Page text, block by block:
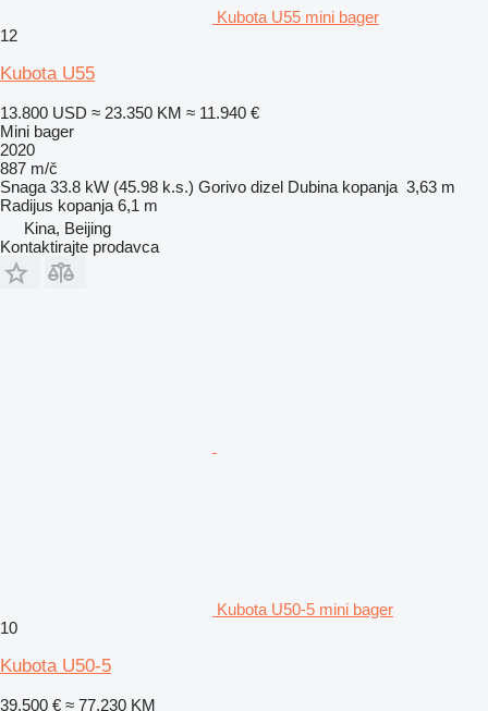
Kubota U55 mini bager
12
Kubota U55
13.800 USD ≈ 23.350 KM ≈ 11.940 €
Mini bager
2020
887 m/č
Snaga 33.8 kW (45.98 k.s.) Gorivo dizel Dubina kopanja 3,63 m
Radijus kopanja 6,1 m
Kina, Beijing
Kontaktirajte prodavca
Kubota U50-5 mini bager
10
Kubota U50-5
39.500 € ≈ 77.230 KM